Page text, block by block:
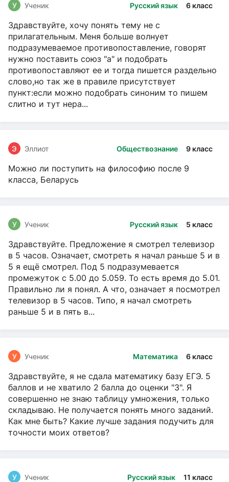
Русский язык 6 класс
У Ученик
Здравствуйте, хочу понять тему не с
прилагательным. Меня больше волнует
подразумеваемое противопоставление, говорят
нужно поставить союз "а" и подобрать
противопоставляют ее и тогда пишется раздельно
слово,но так же в правиле присутствует
пункт:если можно подобрать синоним то пишем
слитно и тут нера...
Обществознание 9 класс
Э Эллиот
Можно ли поступить на философию после 9
класса, Беларусь
Русский язык 5 класс
У Ученик
Здравствуйте. Предложение я смотрел телевизор
в 5 часов. Означает, смотреть я начал раньше 5 и в
5 я ещё смотрел. Под 5 подразумевается
промежуток с 5.00 до 5.059. То есть время до 5.01.
Правильно ли я понял. А что, означает я посмотрел
телевизор в 5 часов. Типо, я начал смотреть
раньше 5 и в пять в...
Математика 6 класс
У Ученик
Здравствуйте, я не сдала математику базу ЕГЭ. 5
баллов и не хватило 2 балла до оценки "3". Я
совершенно не знаю таблицу умножения, только
складываю. Не получается понять много заданий.
Как мне быть? Какие лучше задания подучить для
точности моих ответов?
Русский язык 11 класс
У Ученик